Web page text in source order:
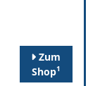
Zum
Shop1